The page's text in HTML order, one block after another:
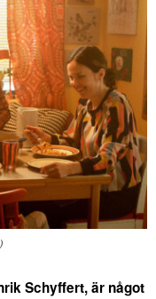
Schyffert, är något